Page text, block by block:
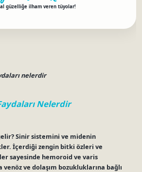
güzelliğe ilham veren tüyolar!
nelerdir
Nelerdir
Sinir sistemini ve midenin
İçerdiği zengin bitki özleri ve
sayesinde hemoroid ve varis
ve dolaşım bozukluklarına bağlı